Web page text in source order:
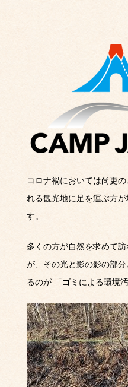
コロナ禍においては尚更の
れる観光地に足を運ぶ方
す。
多くの方が自然を求めて
が、その光と影の影の部
るのが
「ゴミによる環境